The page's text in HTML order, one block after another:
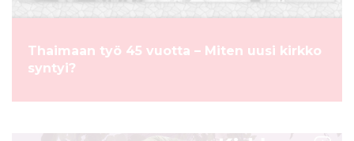
Thaimaan työ 45 vuotta – Miten uusi kirkko
syntyi?